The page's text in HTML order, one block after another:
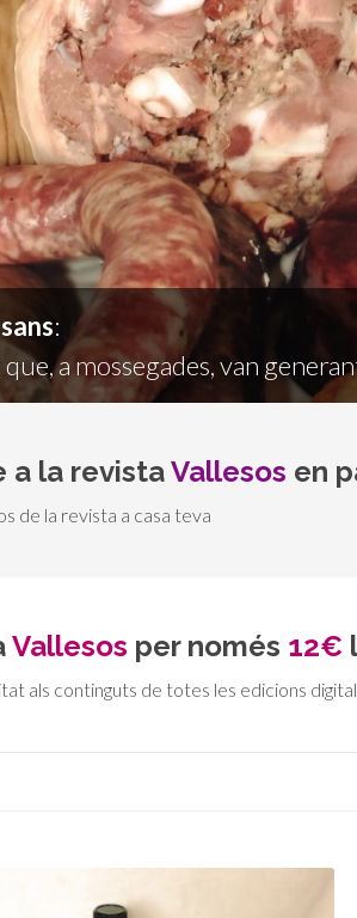
:
a mossegades, van
a la revistaVallesos en
de la revista a casa teva
Vallesos per només 12€
als continguts de totes les edicions